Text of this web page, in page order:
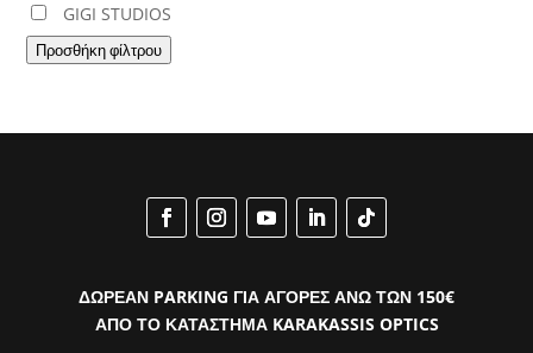
GIGI STUDIOS
Προσθήκη φίλτρου
ΔΩΡΕΑΝ PARKING ΓΙΑ ΑΓΟΡΕΣ ΑΝΩ ΤΩΝ 150€
ΑΠΟ ΤΟ ΚΑΤΑΣΤΗΜΑ KARAKASSIS OPTICS